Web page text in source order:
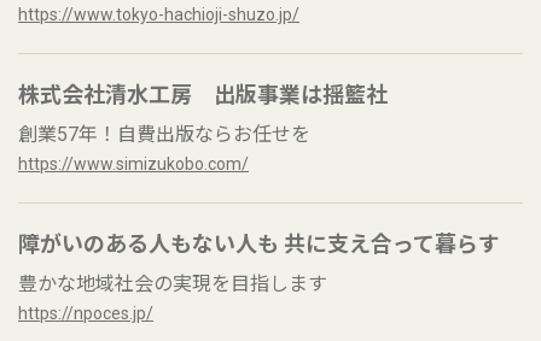
https://www.tokyo-hachioji-shuzo.jp/
株式会社清水工房 出版事業は揺籃社
創業57年！自費出版ならお任せを
https://www.simizukobo.com/
障がいのある人もない人も 共に支え合って暮らす
豊かな地域社会の実現を目指します
https://npoces.jp/